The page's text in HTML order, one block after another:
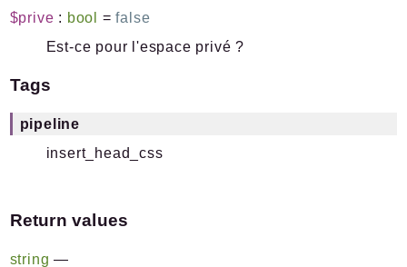
$prive : bool =false
Est-ce pour l'espace privé ?
Tags
pipeline
insert_head_css
Return values
string —